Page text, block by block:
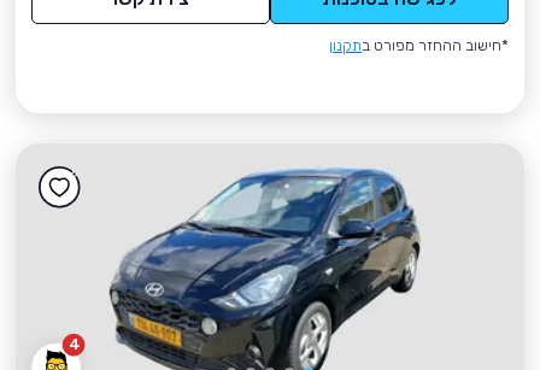
*חישוב ההחזר מפורט בתקנון
4